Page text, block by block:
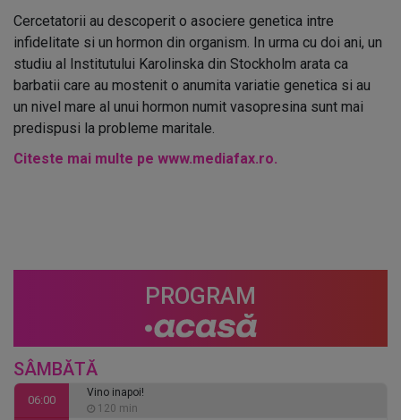
Cercetatorii au descoperit o asociere genetica intre
infidelitate si un hormon din organism. In urma cu doi ani, un
studiu al Institutului Karolinska din Stockholm arata ca
barbatii care au mostenit o anumita variatie genetica si au
un nivel mare al unui hormon numit vasopresina sunt mai
predispusi la probleme maritale.
Citeste mai multe pe www.mediafax.ro.
PROGRAM
SÂMBĂTĂ
06:00
Vino inapoi!
120 min